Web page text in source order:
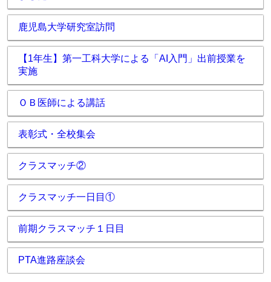
鹿児島大学研究室訪問
【1年生】第一工科大学による「AI入門」出前授業を
実施
ＯＢ医師による講話
表彰式・全校集会
クラスマッチ②
クラスマッチ一日目①
前期クラスマッチ１日目
PTA進路座談会